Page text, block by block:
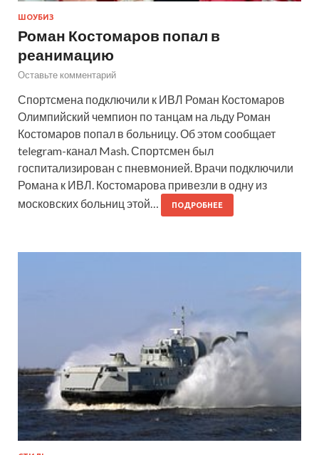
ШОУБИЗ
Роман Костомаров попал в
реанимацию
Оставьте комментарий
Спортсмена подключили к ИВЛ Роман Костомаров
Олимпийский чемпион по танцам на льду Роман
Костомаров попал в больницу. Об этом сообщает
telegram-канал Mash. Спортсмен был
госпитализирован с пневмонией. Врачи подключили
Романа к ИВЛ. Костомарова привезли в одну из
московских больниц этой…
ПОДРОБНЕЕ